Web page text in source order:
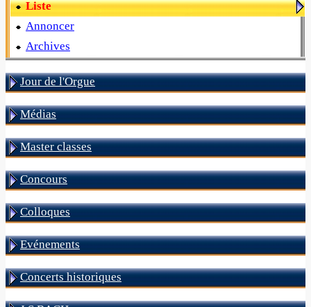
Liste
Annoncer
Archives
Jour de l'Orgue
Médias
Master classes
Concours
Colloques
Evénements
Concerts historiques